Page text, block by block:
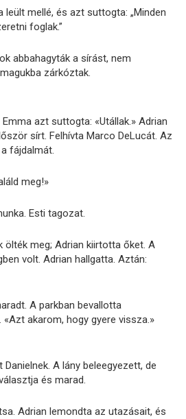
leült mellé, és azt suttogta: „Minden
foglak.”
abbahagyták a sírást, nem
zárkóztak.
azt suttogta: «Utállak.» Adrian
sírt. Felhívta Marco DeLucát. Az
fájdalmát.
meg!»
Esti tagozat.
ölték meg; Adrian kiirtotta őket. A
volt. Adrian hallgatta. Aztán:
A parkban bevallotta
akarom, hogy gyere vissza.»
A lány beleegyezett, de
és marad.
Adrian lemondta az utazásait, és